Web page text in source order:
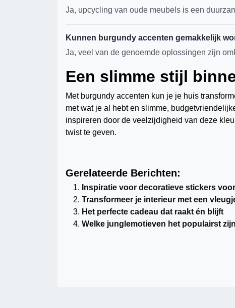
Ja, upcycling van oude meubels is een
Kunnen burgundy accenten gemakkelijk
Ja, veel van de genoemde oplossingen zijn
Een slimme stijl
Met burgundy accenten kun je je huis
met wat je al hebt en slimme,
inspireren door de veelzijdigheid van deze
twist te geven.
Gerelateerde Berichten:
Inspiratie voor decoratieve stickers
Transformeer je interieur met een
Het perfecte cadeau dat raakt én blijft
Welke junglemotieven het populairst